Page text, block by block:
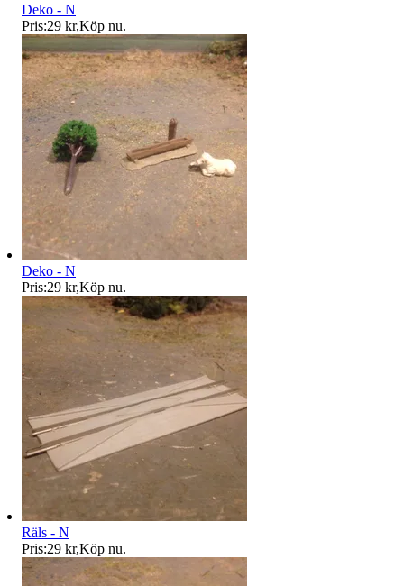
Deko - N
Pris:29 kr,Köp nu.
Deko - N
Pris:29 kr,Köp nu.
Räls - N
Pris:29 kr,Köp nu.